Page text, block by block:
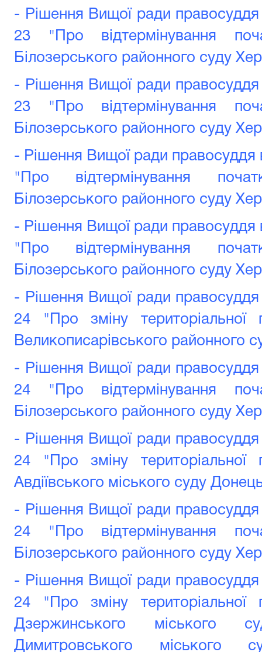
- Рішення Вищої ради
23 "Про відтермінування
Білозерського районного суду
- Рішення Вищої ради
23 "Про відтермінування
Білозерського районного суду
- Рішення Вищої ради
"Про відтермінування
Білозерського районного суду
- Рішення Вищої ради
"Про відтермінування
Білозерського районного суду
- Рішення Вищої ради
24 "Про зміну територіальної
Великописарівського районного
- Рішення Вищої ради
24 "Про відтермінування
Білозерського районного суду
- Рішення Вищої ради
24 "Про зміну територіальної
Авдіївського міського суду
- Рішення Вищої ради
24 "Про відтермінування
Білозерського районного суду
- Рішення Вищої ради
24 "Про зміну територіальної
Дзержинського міського
Димитровського міського